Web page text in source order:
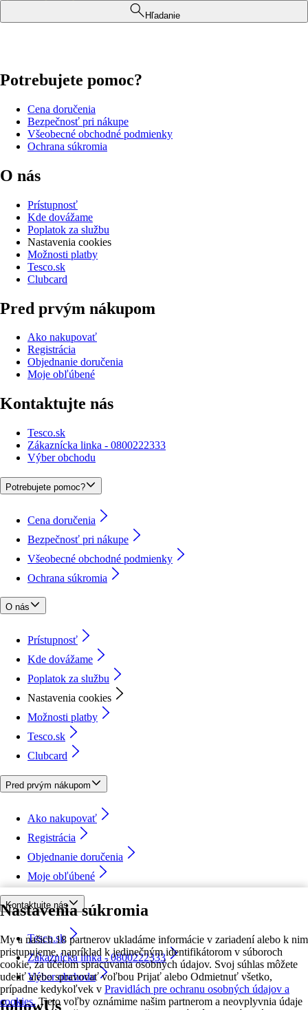
Nastavenia súkromia
My a našich 18 partnerov ukladáme informácie v zariadení alebo k nim
pristupujeme, napríklad k jedinečným identifikátorom v súboroch
cookie, za účelom spracúvania osobných údajov. Svoj súhlas môžete
udeliť alebo spravovať voľbou Prijať alebo Odmietnuť všetko,
prípadne kedykoľvek v Pravidlách pre ochranu osobných údajov a
cookies. Tieto voľby oznámime našim partnerom a neovplyvnia údaje
Hľadanie
Potrebujete pomoc?
Cena doručenia
Bezpečnosť pri nákupe
Všeobecné obchodné podmienky
Ochrana súkromia
O nás
Prístupnosť
Kde dovážame
Poplatok za službu
Nastavenia cookies
Možnosti platby
Tesco.sk
Clubcard
Pred prvým nákupom
Ako nakupovať
Registrácia
Objednanie doručenia
Moje obľúbené
Kontaktujte nás
Tesco.sk
Zákaznícka linka - 0800222333
Výber obchodu
Potrebujete pomoc?
Cena doručenia
Bezpečnosť pri nákupe
Všeobecné obchodné podmienky
Ochrana súkromia
O nás
Prístupnosť
Kde dovážame
Poplatok za službu
Nastavenia cookies
Možnosti platby
Tesco.sk
Clubcard
Pred prvým nákupom
Ako nakupovať
Registrácia
Objednanie doručenia
Moje obľúbené
Kontaktujte nás
Tesco.sk
Zákaznícka linka - 0800222333
Výber obchodu
followUs